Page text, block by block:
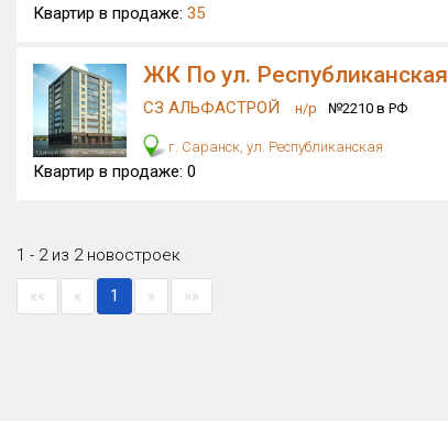
Квартир в продаже: 35
ЖК По ул. Республиканская
СЗ АЛЬФАСТРОЙ н/р №2210 в РФ
г. Саранск, ул. Республиканская
Квартир в продаже: 0
1 - 2 из 2 новостроек
«« « 1 » »»